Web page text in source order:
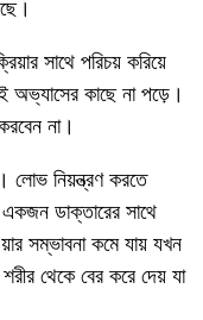
সাথে পরিচয় করিয়ে
অভ্যাসের কাছে না পড়ে।
না।
লোভ নিয়ন্ত্রণ করতে
একজন ডাক্তারের সাথে
সম্ভাবনা কমে যায় যখন
থেকে বের করে দেয় যা